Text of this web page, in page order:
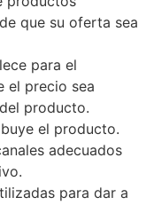
que su oferta sea
para el
el precio sea
producto.
el producto.
adecuados
para dar a